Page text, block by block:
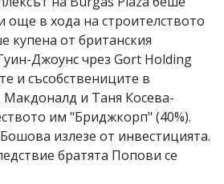
още в хода на строителството
купена от британския
Джоунс чрез Gort Holding
и съсобствениците в
и Таня Косева-
им "Бриджкорп" (40%).
излезе от инвестицията.
братята Попови се